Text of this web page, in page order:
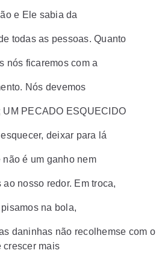
e Ele sabia da
todas as pessoas. Quanto
nós ficaremos com a
Nós devemos
PECADO ESQUECIDO
deixar para lá
é um ganho nem
nosso redor. Em troca,
na bola,
daninhas não recolhemse com o
crescer mais